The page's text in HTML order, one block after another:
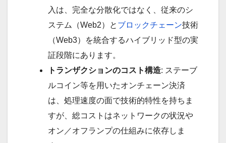
入は、完全な分散化ではなく、従来のシ
ステム（Web2）と ブロックチェーン技術
（Web3）を統合するハイブリッド型の実
証段階にあります。
トランザクションのコスト構造: ステーブ
ルコイン等を用いたオンチェーン決済
は、処理速度の面で技術的特性を持ちま
すが、総コストはネットワークの状況や
オン／オフランプの仕組みに依存しま